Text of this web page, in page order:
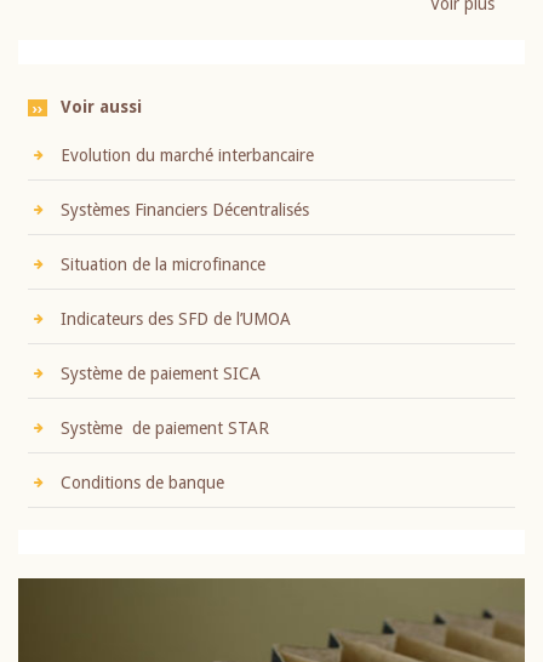
Voir aussi
Evolution du marché interbancaire
Systèmes Financiers Décentralisés
Situation de la microfinance
Indicateurs des SFD de l’UMOA
Système de paiement SICA
Système de paiement STAR
Conditions de banque